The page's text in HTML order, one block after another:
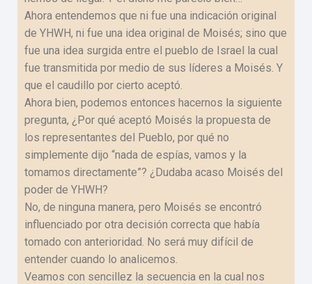
Ahora entendemos que ni fue una indicación original
de YHWH, ni fue una idea original de Moisés; sino que
fue una idea surgida entre el pueblo de Israel la cual
fue transmitida por medio de sus líderes a Moisés. Y
que el caudillo por cierto aceptó.
Ahora bien, podemos entonces hacernos la siguiente
pregunta, ¿Por qué aceptó Moisés la propuesta de
los representantes del Pueblo, por qué no
simplemente dijo “nada de espías, vamos y la
tomamos directamente”? ¿Dudaba acaso Moisés del
poder de YHWH?
No, de ninguna manera, pero Moisés se encontró
influenciado por otra decisión correcta que había
tomado con anterioridad. No será muy difícil de
entender cuando lo analicemos.
Veamos con sencillez la secuencia en la cual nos